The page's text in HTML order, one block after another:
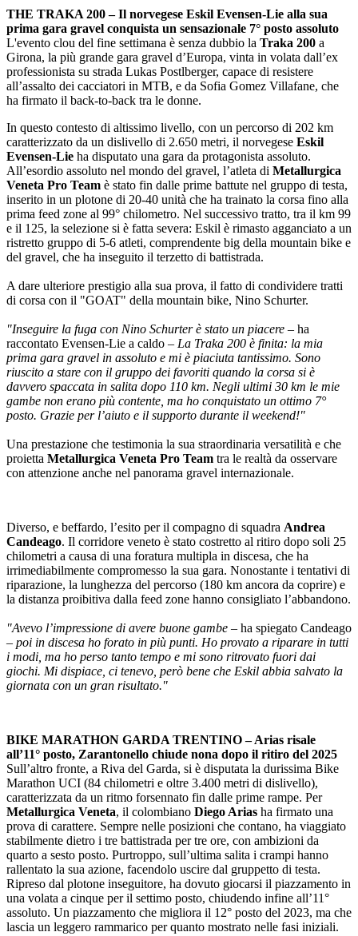
THE TRAKA 200 – Il norvegese Eskil Evensen-Lie alla sua
prima gara gravel conquista un sensazionale 7° posto assoluto
L'evento clou del fine settimana è senza dubbio la Traka 200 a
Girona, la più grande gara gravel d’Europa, vinta in volata dall’ex
professionista su strada Lukas Postlberger, capace di resistere
all’assalto dei cacciatori in MTB, e da Sofia Gomez Villafane, che
ha firmato il back-to-back tra le donne.
In questo contesto di altissimo livello, con un percorso di 202 km
caratterizzato da un dislivello di 2.650 metri, il norvegese Eskil
Evensen-Lie ha disputato una gara da protagonista assoluto.
All’esordio assoluto nel mondo del gravel, l’atleta di Metallurgica
Veneta Pro Team è stato fin dalle prime battute nel gruppo di testa,
inserito in un plotone di 20-40 unità che ha trainato la corsa fino alla
prima feed zone al 99° chilometro. Nel successivo tratto, tra il km 99
e il 125, la selezione si è fatta severa: Eskil è rimasto agganciato a un
ristretto gruppo di 5-6 atleti, comprendente big della mountain bike e
del gravel, che ha inseguito il terzetto di battistrada.
A dare ulteriore prestigio alla sua prova, il fatto di condividere tratti
di corsa con il "GOAT" della mountain bike, Nino Schurter.
"Inseguire la fuga con Nino Schurter è stato un piacere – ha
raccontato Evensen-Lie a caldo – La Traka 200 è finita: la mia
prima gara gravel in assoluto e mi è piaciuta tantissimo. Sono
riuscito a stare con il gruppo dei favoriti quando la corsa si è
davvero spaccata in salita dopo 110 km. Negli ultimi 30 km le mie
gambe non erano più contente, ma ho conquistato un ottimo 7°
posto. Grazie per l’aiuto e il supporto durante il weekend!"
Una prestazione che testimonia la sua straordinaria versatilità e che
proietta Metallurgica Veneta Pro Team tra le realtà da osservare
con attenzione anche nel panorama gravel internazionale.
Diverso, e beffardo, l’esito per il compagno di squadra Andrea
Candeago. Il corridore veneto è stato costretto al ritiro dopo soli 25
chilometri a causa di una foratura multipla in discesa, che ha
irrimediabilmente compromesso la sua gara. Nonostante i tentativi di
riparazione, la lunghezza del percorso (180 km ancora da coprire) e
la distanza proibitiva dalla feed zone hanno consigliato l’abbandono.
"Avevo l’impressione di avere buone gambe – ha spiegato Candeago
– poi in discesa ho forato in più punti. Ho provato a riparare in tutti
i modi, ma ho perso tanto tempo e mi sono ritrovato fuori dai
giochi. Mi dispiace, ci tenevo, però bene che Eskil abbia salvato la
giornata con un gran risultato."
BIKE MARATHON GARDA TRENTINO – Arias risale
all’11° posto, Zarantonello chiude nona dopo il ritiro del 2025
Sull’altro fronte, a Riva del Garda, si è disputata la durissima Bike
Marathon UCI (84 chilometri e oltre 3.400 metri di dislivello),
caratterizzata da un ritmo forsennato fin dalle prime rampe. Per
Metallurgica Veneta, il colombiano Diego Arias ha firmato una
prova di carattere. Sempre nelle posizioni che contano, ha viaggiato
stabilmente dietro i tre battistrada per tre ore, con ambizioni da
quarto a sesto posto. Purtroppo, sull’ultima salita i crampi hanno
rallentato la sua azione, facendolo uscire dal gruppetto di testa.
Ripreso dal plotone inseguitore, ha dovuto giocarsi il piazzamento in
una volata a cinque per il settimo posto, chiudendo infine all’11°
assoluto. Un piazzamento che migliora il 12° posto del 2023, ma che
lascia un leggero rammarico per quanto mostrato nelle fasi iniziali.